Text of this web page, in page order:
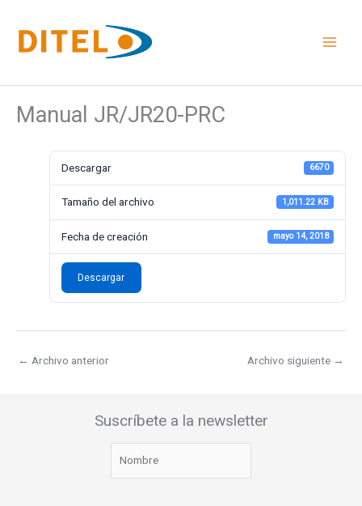
contenido
Manual JR/JR20-PRC
Descargar 6670
Tamaño del archivo 1,011.22 KB
Fecha de creación mayo 14, 2018
Descargar
← Archivo anterior Archivo siguiente →
Suscríbete a la newsletter